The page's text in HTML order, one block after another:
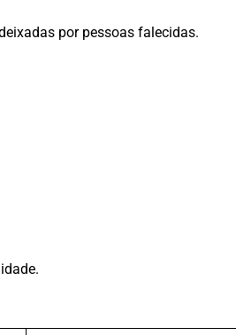
por pessoas falecidas.